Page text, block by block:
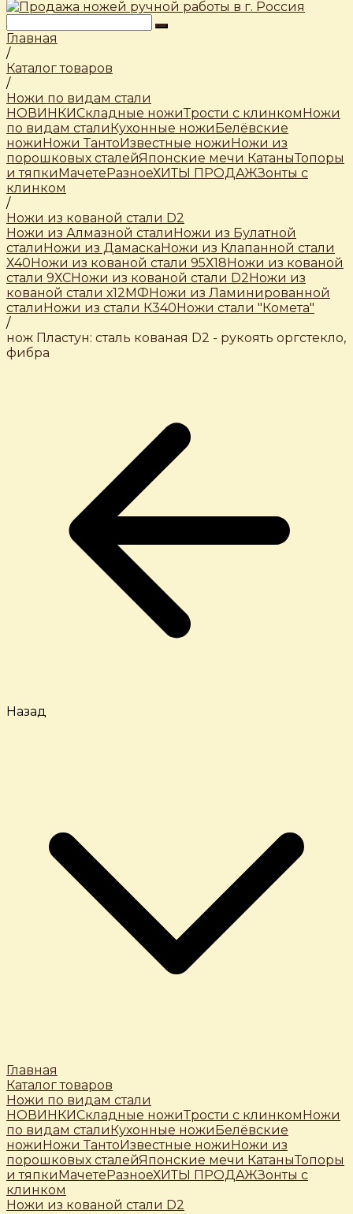
Главная
/
Каталог товаров
/
Ножи по видам стали
НОВИНКИСкладные ножиТрости c клинкомНожи
по видам сталиКухонные ножиБелёвские
ножиНожи ТантоИзвестные ножиНожи из
порошковых сталейЯпонские мечи КатаныТопоры
и тяпкиМачетеРазноеХИТЫ ПРОДАЖЗонты с
клинком
/
Ножи из кованой стали D2
Ножи из Алмазной сталиНожи из Булатной
сталиНожи из ДамаскаНожи из Клапанной стали
Х40Ножи из кованой стали 95Х18Ножи из кованой
стали 9ХСНожи из кованой стали D2Ножи из
кованой стали х12МФНожи из Ламинированной
сталиНожи из стали К340Ножи стали "Комета"
/
нож Пластун: сталь кованая D2 - рукоять оргстекло,
фибра
Назад
Главная
Каталог товаров
Ножи по видам стали
НОВИНКИСкладные ножиТрости c клинкомНожи
по видам сталиКухонные ножиБелёвские
ножиНожи ТантоИзвестные ножиНожи из
порошковых сталейЯпонские мечи КатаныТопоры
и тяпкиМачетеРазноеХИТЫ ПРОДАЖЗонты с
клинком
Ножи из кованой стали D2